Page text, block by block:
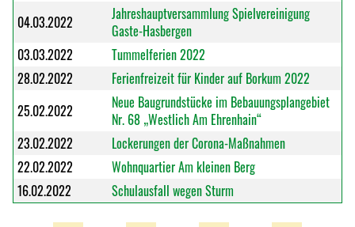
04.03.2022
Jahreshauptversammlung Spielvereinigung
Gaste-Hasbergen
03.03.2022
Tummelferien 2022
28.02.2022
Ferienfreizeit für Kinder auf Borkum 2022
25.02.2022
Neue Baugrundstücke im Bebauungsplangebiet
Nr. 68 „Westlich Am Ehrenhain“
23.02.2022
Lockerungen der Corona-Maßnahmen
22.02.2022
Wohnquartier Am kleinen Berg
16.02.2022
Schulausfall wegen Sturm